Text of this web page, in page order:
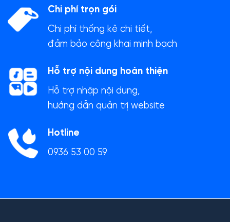
Chi phí trọn gói
Chi phí thống kê chi tiết,
đảm bảo công khai minh bạch
Hỗ trợ nội dung hoàn thiện
Hỗ trợ nhập nội dung,
hướng dẫn quản trị website
Hotline
0936 53 00 59